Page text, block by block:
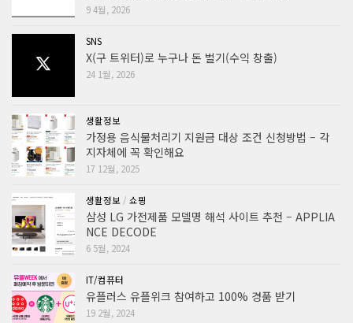
9 4월, 2026
SNS
X(구 트위터)로 누구나 돈 벌기(수익 창출)
24 1월, 2026
생활정보
가정용 음식물처리기 지원금 대상 조건 신청방법 – 각
지자체에 꼭 확인해요
17 12월, 2025
생활정보 / 쇼핑
삼성 LG 가전제품 모델명 해석 사이트 추천 – APPLIA
NCE DECODE
6 5월, 2024
IT/컴퓨터
유플러스 유플위크 참여하고 100% 경품 받기
19 2월, 2024